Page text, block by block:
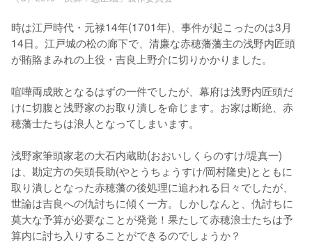
時は江戸時代・元禄14年(1701年)、事件が起こったのは3月
14日。江戸城の松の廊下で、清廉な赤穂藩藩主の浅野内匠頭
が賄賂まみれの上役・吉良上野介に切りかかりました。
喧嘩両成敗となるはずの一件でしたが、幕府は浅野内匠頭だ
けに切腹と浅野家のお取り潰しを命じます。お家は断絶、赤
穂藩士たちは浪人となってしまいます。
浅野家筆頭家老の大石内蔵助(おおいしくらのすけ/堤真一)
は、勘定方の矢頭長助(やとうちょうすけ/岡村隆史)とともに
取り潰しとなった赤穂藩の後処理に追われる日々でしたが、
世論は吉良への仇討ちに傾く一方。しかしなんと、仇討ちに
莫大な予算が必要なことが発覚！果たして赤穂浪士たちは予
算内に討ち入りすることができるのでしょうか？